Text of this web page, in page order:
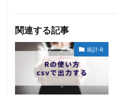
関連する記事
統計-R